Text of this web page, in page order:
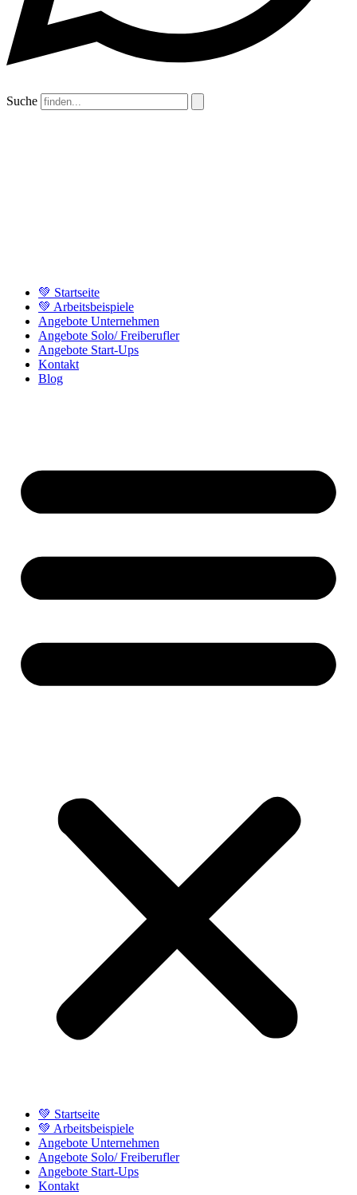
Suche
💚 Startseite
💚 Arbeitsbeispiele
Angebote Unternehmen
Angebote Solo/ Freiberufler
Angebote Start-Ups
Kontakt
Blog
💚 Startseite
💚 Arbeitsbeispiele
Angebote Unternehmen
Angebote Solo/ Freiberufler
Angebote Start-Ups
Kontakt